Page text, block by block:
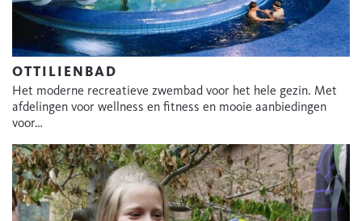
OTTILIENBAD
Het moderne recreatieve zwembad voor het hele gezin. Met
afdelingen voor wellness en fitness en mooie aanbiedingen
voor…